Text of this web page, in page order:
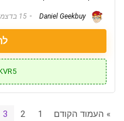
15 בדצמבר 2025
» העמוד הקודם 1
2
3